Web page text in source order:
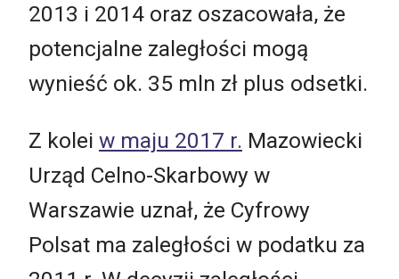
2013 i 2014 oraz oszacowała, że
potencjalne zaległości mogą
wynieść ok. 35 mln zł plus odsetki.
Z kolei w maju 2017 r. Mazowiecki
Urząd Celno-Skarbowy w
Warszawie uznał, że Cyfrowy
Polsat ma zaległości w podatku za